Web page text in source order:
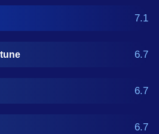
为选购参考，我们致
推荐口碑最好的寿司
(榜单每月更新一次)
7.1
6.7
6.7
6.7